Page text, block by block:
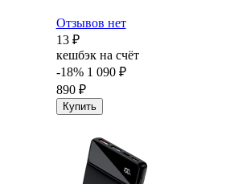
Отзывов нет
13 ₽
кешбэк на счёт
-18% 1 090 ₽
890 ₽
Купить